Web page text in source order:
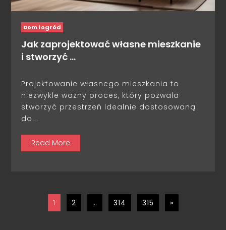
Dom i ogród
Jak zaprojektować własne mieszkanie
i stworzyć …
Projektowanie własnego mieszkania to
niezwykle ważny proces, który pozwala
stworzyć przestrzeń idealnie dostosowaną
do...
Read More
1 2 … 314 315 »